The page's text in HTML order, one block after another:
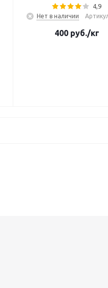
4,9
Нет в наличии
400руб./кг